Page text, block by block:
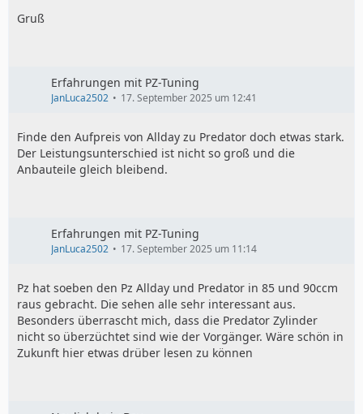
Gruß
Erfahrungen mit PZ-Tuning
JanLuca2502 17. September 2025 um 12:41
Finde den Aufpreis von Allday zu Predator doch etwas stark.
Der Leistungsunterschied ist nicht so groß und die
Anbauteile gleich bleibend.
Erfahrungen mit PZ-Tuning
JanLuca2502 17. September 2025 um 11:14
Pz hat soeben den Pz Allday und Predator in 85 und 90ccm
raus gebracht. Die sehen alle sehr interessant aus.
Besonders überrascht mich, dass die Predator Zylinder
nicht so überzüchtet sind wie der Vorgänger. Wäre schön in
Zukunft hier etwas drüber lesen zu können